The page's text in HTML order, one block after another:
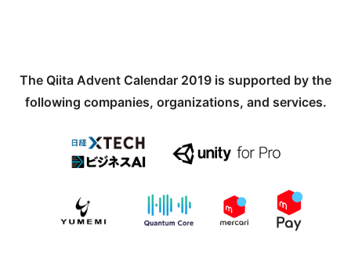
The Qiita Advent Calendar 2019 is supported by the
following companies, organizations, and services.